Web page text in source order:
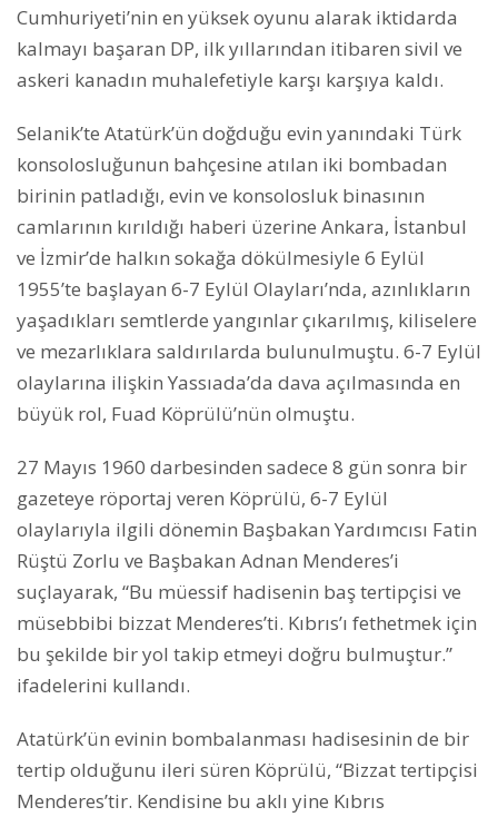
Cumhuriyeti’nin en yüksek oyunu alarak iktidarda
kalmayı başaran DP, ilk yıllarından itibaren sivil ve
askeri kanadın muhalefetiyle karşı karşıya kaldı.
Selanik’te Atatürk’ün doğduğu evin yanındaki Türk
konsolosluğunun bahçesine atılan iki bombadan
birinin patladığı, evin ve konsolosluk binasının
camlarının kırıldığı haberi üzerine Ankara, İstanbul
ve İzmir’de halkın sokağa dökülmesiyle 6 Eylül
1955’te başlayan 6-7 Eylül Olayları’nda, azınlıkların
yaşadıkları semtlerde yangınlar çıkarılmış, kiliselere
ve mezarlıklara saldırılarda bulunulmuştu. 6-7 Eylül
olaylarına ilişkin Yassıada’da dava açılmasında en
büyük rol, Fuad Köprülü’nün olmuştu.
27 Mayıs 1960 darbesinden sadece 8 gün sonra bir
gazeteye röportaj veren Köprülü, 6-7 Eylül
olaylarıyla ilgili dönemin Başbakan Yardımcısı Fatin
Rüştü Zorlu ve Başbakan Adnan Menderes’i
suçlayarak, “Bu müessif hadisenin baş tertipçisi ve
müsebbibi bizzat Menderes’ti. Kıbrıs’ı fethetmek için
bu şekilde bir yol takip etmeyi doğru bulmuştur.”
ifadelerini kullandı.
Atatürk’ün evinin bombalanması hadisesinin de bir
tertip olduğunu ileri süren Köprülü, “Bizzat tertipçisi
Menderes’tir. Kendisine bu aklı yine Kıbrıs